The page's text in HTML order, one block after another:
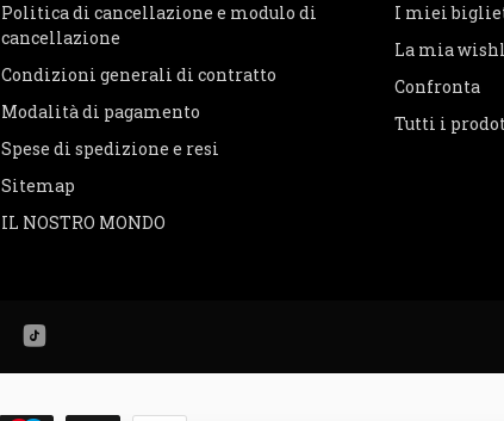
Politica di cancellazione e modulo di
cancellazione
Condizioni generali di contratto
Modalità di pagamento
Spese di spedizione e resi
Sitemap
IL NOSTRO MONDO
I miei
La mia
Confronta
Tutti i